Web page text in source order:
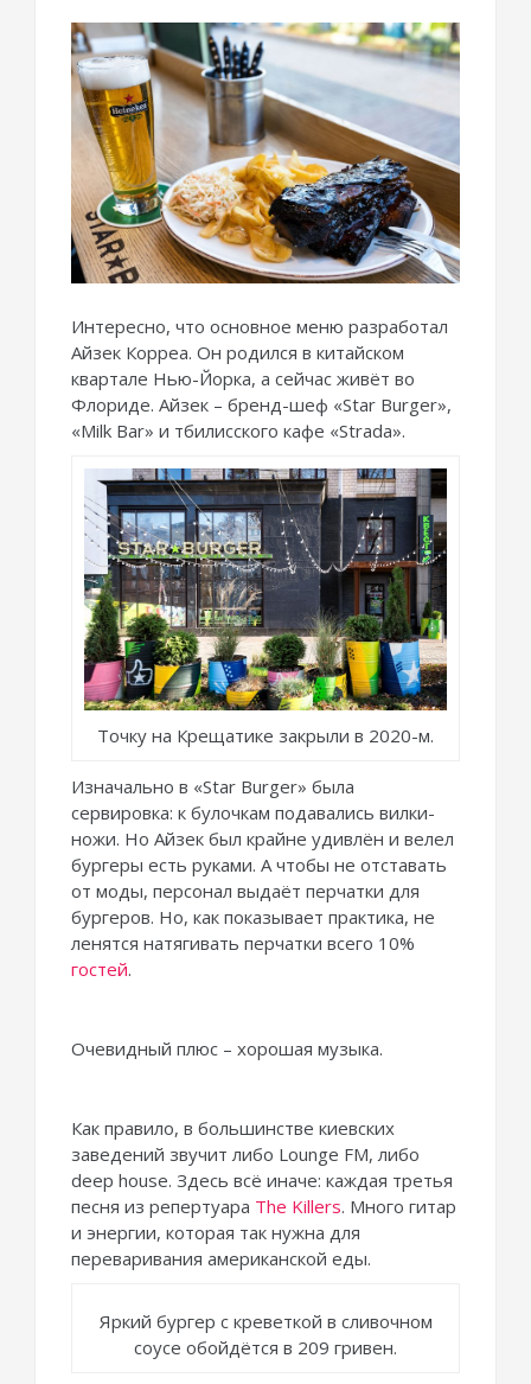
Интересно, что основное меню разработал
Айзек Корреа. Он родился в китайском
квартале Нью-Йорка, а сейчас живёт во
Флориде. Айзек – бренд-шеф «Star Burger»,
«Milk Bar» и тбилисского кафе «Strada».
Точку на Крещатике закрыли в 2020-м.
Изначально в «Star Burger» была
сервировка: к булочкам подавались вилки-
ножи. Но Айзек был крайне удивлён и велел
бургеры есть руками. А чтобы не отставать
от моды, персонал выдаёт перчатки для
бургеров. Но, как показывает практика, не
ленятся натягивать перчатки всего 10%
гостей.
Очевидный плюс – хорошая музыка.
Как правило, в большинстве киевских
заведений звучит либо Lounge FM, либо
deep house. Здесь всё иначе: каждая третья
песня из репертуара The Killers. Много гитар
и энергии, которая так нужна для
переваривания американской еды.
Яркий бургер с креветкой в сливочном
соусе обойдётся в 209 гривен.